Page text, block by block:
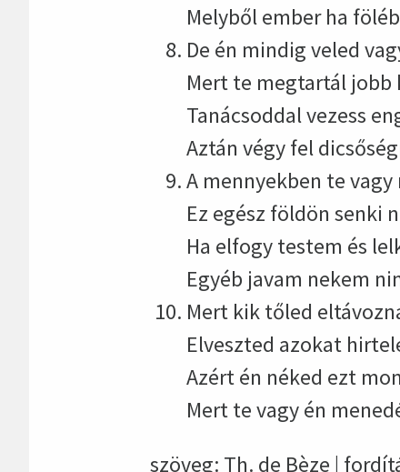
Melyből ember ha
De én mindig veled
Mert te megtartál jobb
Tanácsoddal vezess
Aztán végy fel
A mennyekben te
Ez egész földön senki
Ha elfogy testem és
Egyéb javam nekem
Mert kik tőled
Elveszted azokat
Azért én néked ezt
Mert te vagy én
szöveg: Th. de Bèze |